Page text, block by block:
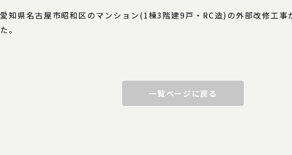
愛知県名古屋市昭和区のマンション(1棟3階建9戸・RC造)の外部改修工事
た。
一覧ページに戻る